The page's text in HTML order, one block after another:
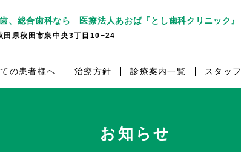
、総合歯科なら 医療法人あおば『とし歯科クリニック』
県秋田市泉中央3丁目10−24
の患者様へ 治療方針 診療案内一覧 スタッフ
お知らせ